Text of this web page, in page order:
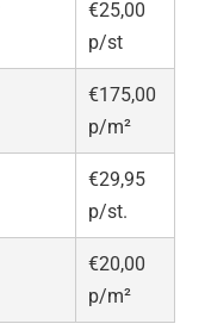
€25,00
p/st
€175,00
p/m²
€29,95
p/st.
€20,00
p/m²